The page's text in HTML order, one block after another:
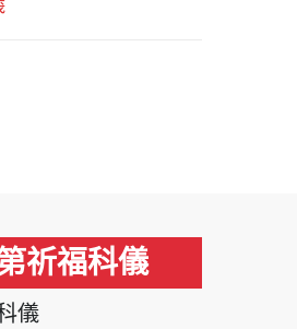
祈福科儀
儀